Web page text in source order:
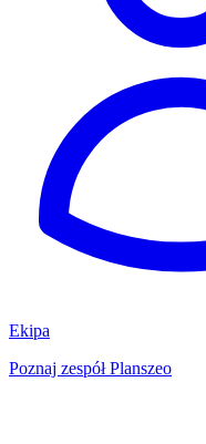
Ekipa
Poznaj zespół Planszeo